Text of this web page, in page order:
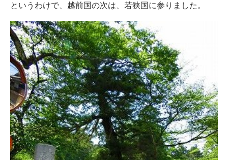
というわけで、越前国の次は、若狭国に参りました。